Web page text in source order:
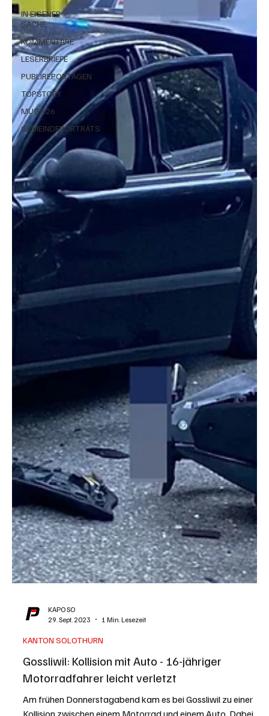
IN EIGENER
SACHE
KOMMENTARE
LESERBRIEFE
PUBLIREPORTAGEN
TOPSTORY
MUGA'26
GEMEINDEPORTRÄTS
29. Sept. 2023
1 Min. Lesezeit
KANTON SOLOTHURN
Gossliwil: Kollision mit Auto - 16-jähriger
Motorradfahrer leicht verletzt